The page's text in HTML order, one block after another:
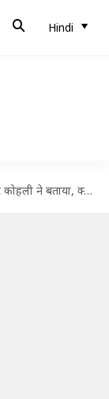
Hindi
पंत की जगह कार्तिक को मिला मौका